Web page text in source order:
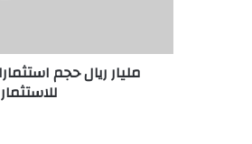
مليار ريال حجم